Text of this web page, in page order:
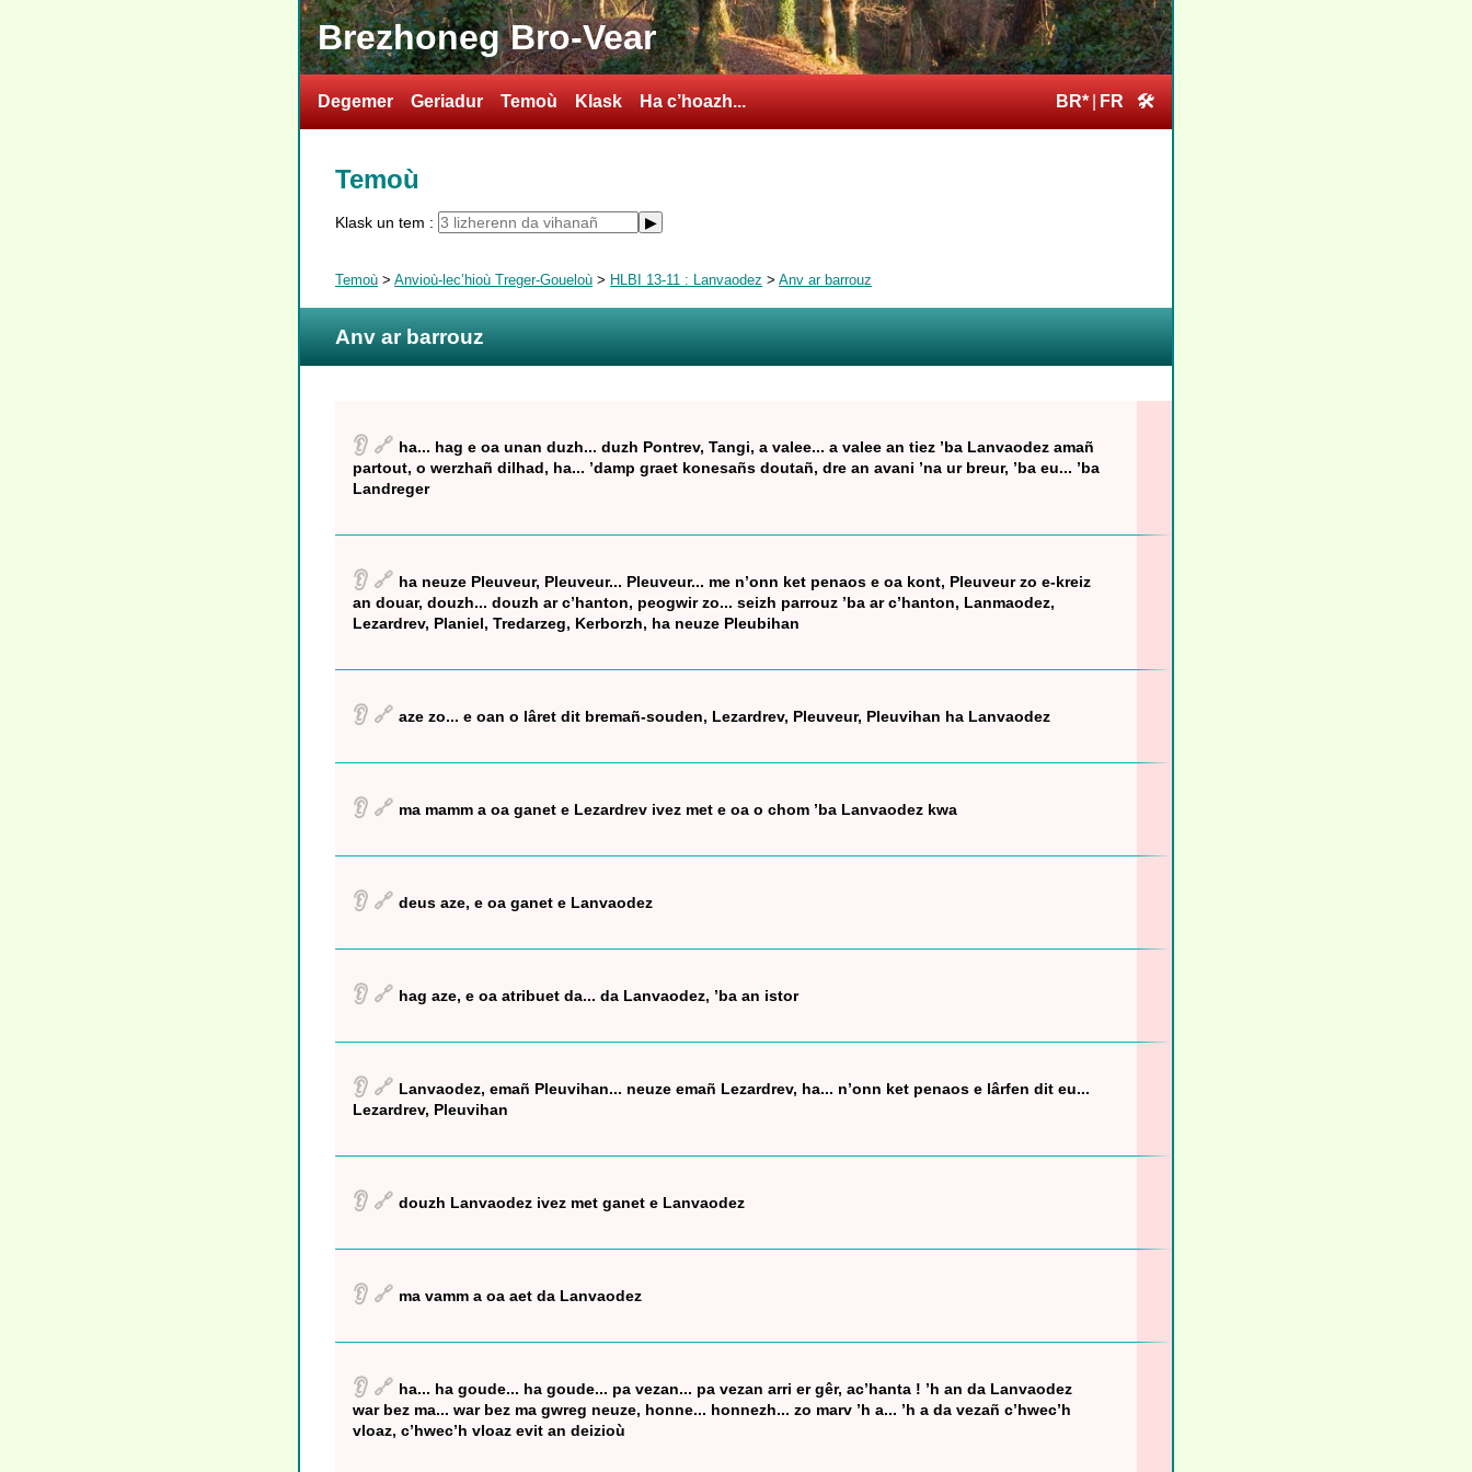
Brezhoneg Bro-Vear
Degemer Geriadur Temoù Klask Ha c’hoazh... BR*| FR 🛠
Temoù
Klask un tem :
Temoù > Anvioù-lec’hioù Treger-Goueloù > HLBI 13-11 : Lanvaodez > Anv ar barrouz
Anv ar barrouz
👂 🔗 ha... hag e oa unan duzh... duzh Pontrev, Tangi, a valee... a valee an tiez ’ba Lanvaodez amañ
partout, o werzhañ dilhad, ha... ’damp graet konesañs doutañ, dre an avani ’na ur breur, ’ba eu... ’ba
Landreger
👂 🔗 ha neuze Pleuveur, Pleuveur... Pleuveur... me n’onn ket penaos e oa kont, Pleuveur zo e-kreiz
an douar, douzh... douzh ar c’hanton, peogwir zo... seizh parrouz ’ba ar c’hanton, Lanmaodez,
Lezardrev, Planiel, Tredarzeg, Kerborzh, ha neuze Pleubihan
👂 🔗 aze zo... e oan o lâret dit bremañ-souden, Lezardrev, Pleuveur, Pleuvihan ha Lanvaodez
👂 🔗 ma mamm a oa ganet e Lezardrev ivez met e oa o chom ’ba Lanvaodez kwa
👂 🔗 deus aze, e oa ganet e Lanvaodez
👂 🔗 hag aze, e oa atribuet da... da Lanvaodez, ’ba an istor
👂 🔗 Lanvaodez, emañ Pleuvihan... neuze emañ Lezardrev, ha... n’onn ket penaos e lârfen dit eu...
Lezardrev, Pleuvihan
👂 🔗 douzh Lanvaodez ivez met ganet e Lanvaodez
👂 🔗 ma vamm a oa aet da Lanvaodez
👂 🔗 ha... ha goude... ha goude... pa vezan... pa vezan arri er gêr, ac’hanta ! ’h an da Lanvaodez
war bez ma... war bez ma gwreg neuze, honne... honnezh... zo marv ’h a... ’h a da vezañ c’hwec’h
vloaz, c’hwec’h vloaz evit an deizioù